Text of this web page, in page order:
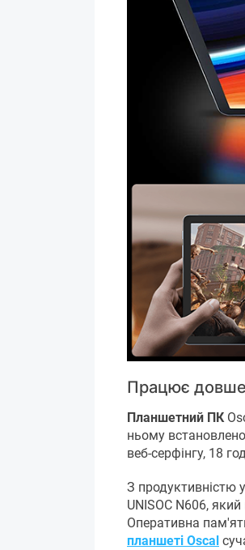
Працює довше
Планшетний ПК
ньому
веб-серфінгу, 18
З продуктивністю
UNISOC N606,
Оперативна
планшеті Oscal